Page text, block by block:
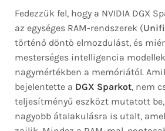
Fedezzük fel, hogy a NVIDIA DGX
az egységes RAM-rendszerek (
történő döntő elmozdulást, és
mesterséges intelligencia
nagymértékben a memóriától.
bejelentette a DGX Sparkot, nem
teljesítményű eszközt mutatott
nagyobb átalakulásra is utalt,